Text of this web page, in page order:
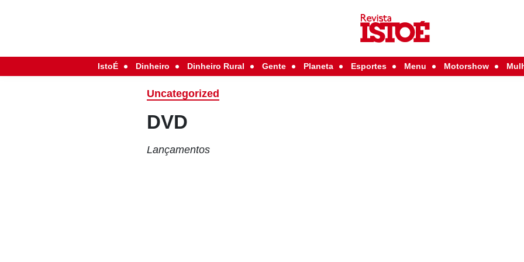
IstoÉ Dinheiro Dinheiro Rural Gente Planeta Esportes Menu Motorshow
Uncategorized
DVD
Lançamentos